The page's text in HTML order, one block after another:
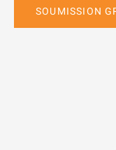
SOUMISSION